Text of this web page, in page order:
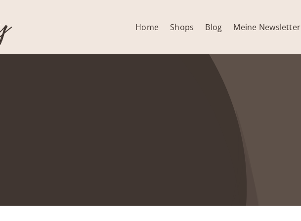
Home Shops Blog Meine Newsletter